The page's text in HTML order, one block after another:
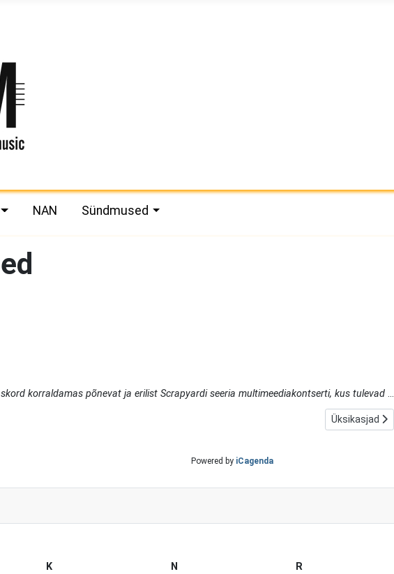
NAN Sündmused
korraldamas põnevat ja erilist Scrapyardi seeria multimeediakontserti, kus tulevad...
Üksikasjad
Powered by iCagenda
K N R